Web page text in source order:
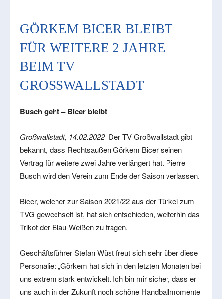
GÖRKEM BICER BLEIBT
FÜR WEITERE 2 JAHRE
BEIM TV
GROSSWALLSTADT
Busch geht – Bicer bleibt
Großwallstadt, 14.02.2022 Der TV Großwallstadt gibt
bekannt, dass Rechtsaußen Görkem Bicer seinen
Vertrag für weitere zwei Jahre verlängert hat. Pierre
Busch wird den Verein zum Ende der Saison verlassen.
Bicer, welcher zur Saison 2021/22 aus der Türkei zum
TVG gewechselt ist, hat sich entschieden, weiterhin das
Trikot der Blau-Weißen zu tragen.
Geschäftsführer Stefan Wüst freut sich sehr über diese
Personalie: „Görkem hat sich in den letzten Monaten bei
uns extrem stark entwickelt. Ich bin mir sicher, dass er
uns auch in der Zukunft noch schöne Handballmomente